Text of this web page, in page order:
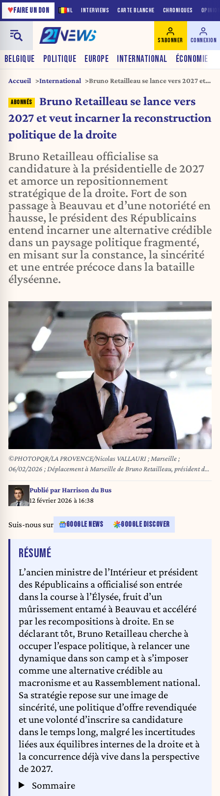
NL INTERVIEWS CARTE BLANCHE CHRONIQUES
♥FAIRE UN DON
BELGIQUE POLITIQUE EUROPE INTERNATIONAL ÉCONOMIE
S'ABONNER CONNEXION
Accueil International
Bruno Retailleau se lance vers 2027 et
politique de la droite
Bruno Retailleau se lance vers
2027 et veut incarner la reconstruction
politique de la droite
Bruno Retailleau officialise sa
candidature à la présidentielle de 2027
et amorce un repositionnement
stratégique de la droite. Fort de son
passage à Beauvau et d’une notoriété en
hausse, le président des Républicains
entend incarner une alternative crédible
dans un paysage politique fragmenté,
en misant sur la constance, la sincérité
et une entrée précoce dans la bataille
élyséenne.
©PHOTOPQR/LA PROVENCE/Nicolas VALLAURI ; Marseille ;
06/02/2026 ; Déplacement à Marseille de Bruno Retailleau, président des
Républicains Ici pour une réunion avec les militants à l'ASPTT au port de
La Pointe Rouge
Publié parHarrison du Bus
12 février 2026 à 16:38
Suis-nous sur GOOGLE NEWS GOOGLE DISCOVER
RÉSUMÉDE L'ARTICLE
L’ancien ministre de l’Intérieur et président
des Républicains a officialisé son entrée
dans la course à l’Élysée, fruit d’un
mûrissement entamé à Beauvau et accéléré
par les recompositions à droite. En se
déclarant tôt, Bruno Retailleau cherche à
occuper l’espace politique, à relancer une
dynamique dans son camp et à s’imposer
comme une alternative crédible au
macronisme et au Rassemblement national.
Sa stratégie repose sur une image de
sincérité, une politique d’offre revendiquée
et une volonté d’inscrire sa candidature
dans le temps long, malgré les incertitudes
liées aux équilibres internes de la droite et à
la concurrence déjà vive dans la perspective
de 2027.
Sommaire